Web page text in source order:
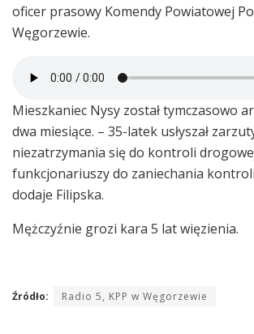
oficer prasowy Komendy Powiatowej
Węgorzewie.
Mieszkaniec Nysy został tymczasowo
dwa miesiące. – 35-latek usłyszał
niezatrzymania się do kontroli
funkcjonariuszy do zaniechania
dodaje Filipska.
Mężczyźnie grozi kara 5 lat więzienia.
Źródło: Radio 5, KPP w Węgorzewie